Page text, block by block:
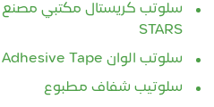
STARS
سلوتب الوان Colored Adhesive Tape
سلوتيب شفاف مطبوع